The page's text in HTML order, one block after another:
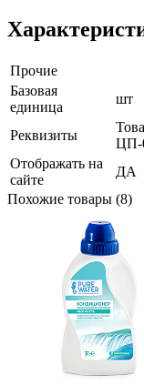
Прочие
Базовая
единица
шт
Реквизиты
ЦП-
Отображать на
сайте
ДА
Похожие товары (8)